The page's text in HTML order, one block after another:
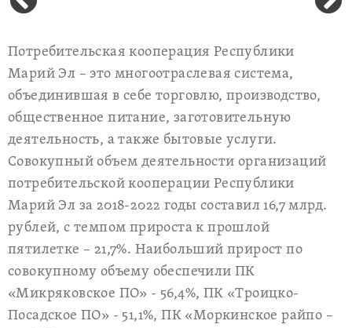
Потребительская кооперация Республики
Марий Эл – это многоотраслевая система,
объединившая в себе торговлю, производство,
общественное питание, заготовительную
деятельность, а также бытовые услуги.
Совокупный объем деятельности организаций
потребительской кооперации Республики
Марий Эл за 2018-2022 годы составил 16,7 млрд.
рублей, с темпом прироста к прошлой
пятилетке – 21,7%. Наибольший прирост по
совокупному объему обеспечили ПК
«Микряковское ПО» - 56,4%, ПК «Троицко-
Посадское ПО» - 51,1%, ПК «Моркинское райпо –